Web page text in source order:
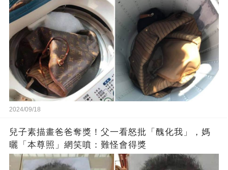
2024/09/18
兒子素描畫爸爸奪獎！父一看怒批「醜化我」，媽
曬「本尊照」網笑噴：難怪會得獎